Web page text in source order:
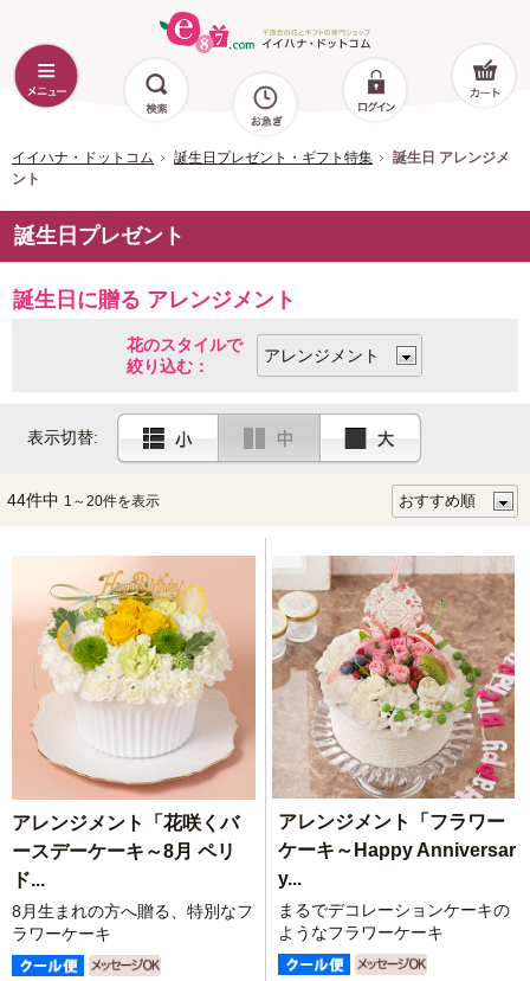
イイハナ・ドットコム 誕生日プレゼント・ギフト特集
誕生日 アレンジメ
ント
誕生日プレゼント
誕生日に贈る アレンジメント
花のスタイルで
絞り込む：
表示切替:
44件中 1～20件を表示
アレンジメント「花咲くバ
ースデーケーキ～8月 ペリ
ド...
8月生まれの方へ贈る、特別なフ
ラワーケーキ
アレンジメント「フラワー
ケーキ～Happy Anniversar
y...
まるでデコレーションケーキの
ようなフラワーケーキ